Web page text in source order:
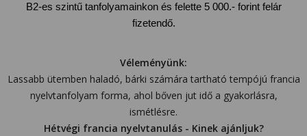
B2-es szintű tanfolyamainkon és felette 5 000.- forint felár
fizetendő.
Véleményünk:
Lassabb ütemben haladó, bárki számára tartható tempójú francia
nyelvtanfolyam forma, ahol bőven jut idő a gyakorlásra,
ismétlésre.
Hétvégi francia nyelvtanulás - Kinek ajánljuk?